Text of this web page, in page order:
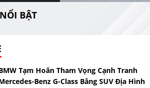
BẬT
Tạm Hoãn Tham Vọng Cạnh Tranh
Benz G-Class Bằng SUV Địa Hình